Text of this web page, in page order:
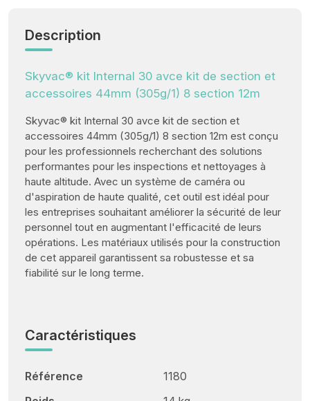
Description
Skyvac® kit Internal 30 avce kit de section et
accessoires 44mm (305g/1) 8 section 12m
Skyvac® kit Internal 30 avce kit de section et
accessoires 44mm (305g/1) 8 section 12m est conçu
pour les professionnels recherchant des solutions
performantes pour les inspections et nettoyages à
haute altitude. Avec un système de caméra ou
d'aspiration de haute qualité, cet outil est idéal pour
les entreprises souhaitant améliorer la sécurité de leur
personnel tout en augmentant l'efficacité de leurs
opérations. Les matériaux utilisés pour la construction
de cet appareil garantissent sa robustesse et sa
fiabilité sur le long terme.
Caractéristiques
Référence
1180